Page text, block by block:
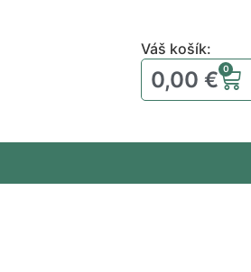
Váš košík:
0,00 € 0